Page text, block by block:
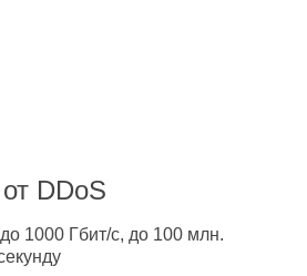
DDoS
1000 Гбит/с, до 100 млн.